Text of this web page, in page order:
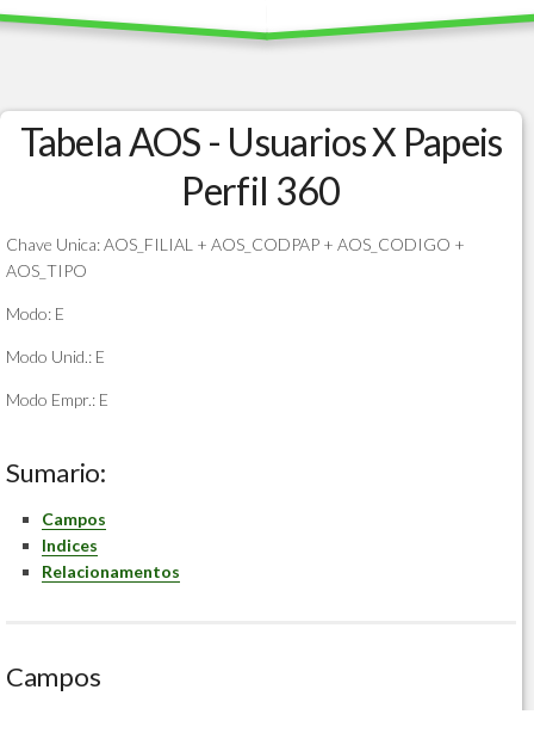
Tabela AOS - Usuarios X Papeis
Perfil 360
Chave Unica: AOS_FILIAL + AOS_CODPAP + AOS_CODIGO +
AOS_TIPO
Modo: E
Modo Unid.: E
Modo Empr.: E
Sumario:
Campos
Indices
Relacionamentos
Campos